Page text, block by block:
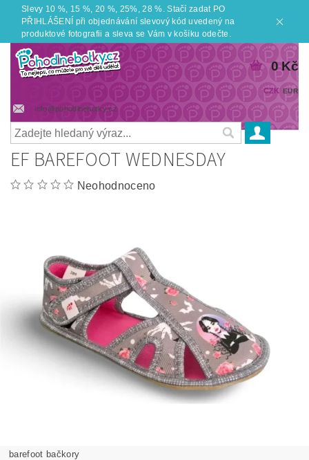
Slevy 10 %, 15 %, 20 %, 25%, 28 %. Stačí zadat PO
PŘIHLÁŠENÍ při objednávání slevový kód uvedený na
produktové fotografii a sleva se Vám v košíku odečte.
info@pohodlnebotky.cz
CZK EUR
0 Kč
EF BAREFOOT WEDNESDAY
Neohodnoceno
barefoot bačkory